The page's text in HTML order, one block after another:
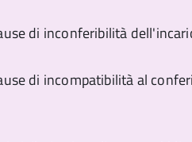
di inconferibilità
di incompatibilità al